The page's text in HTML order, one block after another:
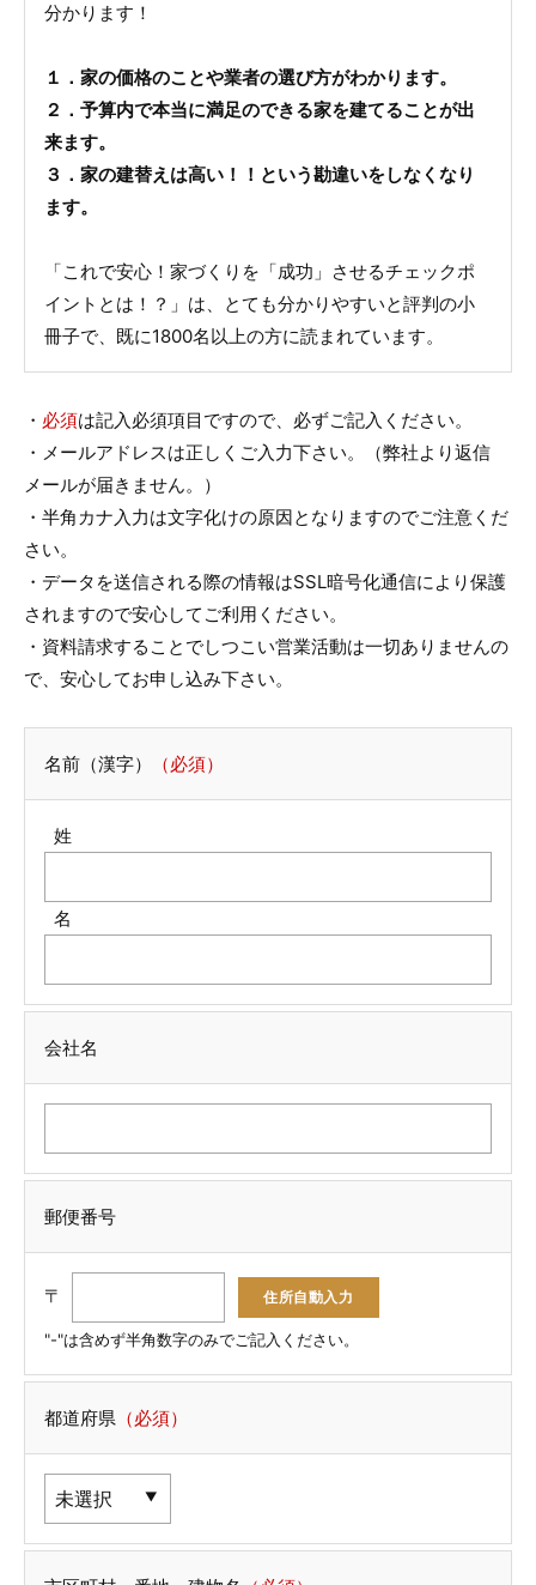
分かります！
１．家の価格のことや業者の選び方がわかります。
２．予算内で本当に満足のできる家を建てることが出
来ます。
３．家の建替えは高い！！という勘違いをしなくなり
ます。
「これで安心！家づくりを「成功」させるチェックポ
イントとは！？」は、とても分かりやすいと評判の小
冊子で、既に1800名以上の方に読まれています。
・ 必須は記入必須項目ですので、必ずご記入ください。
・メールアドレスは正しくご入力下さい。（弊社より返信
メールが届きません。）
・半角カナ入力は文字化けの原因となりますのでご注意くだ
さい。
・データを送信される際の情報はSSL暗号化通信により保護
されますので安心してご利用ください。
・資料請求することでしつこい営業活動は一切ありませんの
で、安心してお申し込み下さい。
名前（漢字） （必須）
姓
名
会社名
郵便番号
〒
"-"は含めず半角数字のみでご記入ください。
都道府県 （必須）